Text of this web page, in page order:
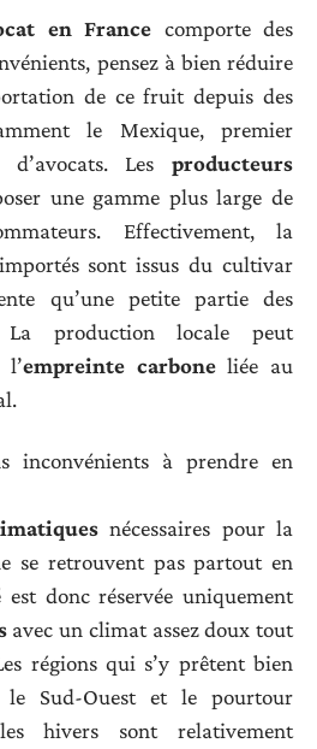
en France comporte des
pensez à bien réduire
de ce fruit depuis des
le Mexique, premier
Les producteurs
une gamme plus large de
Effectivement, la
sont issus du cultivar
qu’une petite partie des
La production locale peut
empreinte carboneliée au
inconvénients à prendre en
nécessaires pour la
se retrouvent pas partout en
est donc réservée uniquement
avec un climat assez doux tout
régions qui s’y prêtent bien
le Sud-Ouest et le pourtour
hivers sont relativement